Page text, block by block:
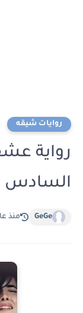
روايات شيقه
رواية
السادس 6 بقلم نجم اليل
GeGe منذ